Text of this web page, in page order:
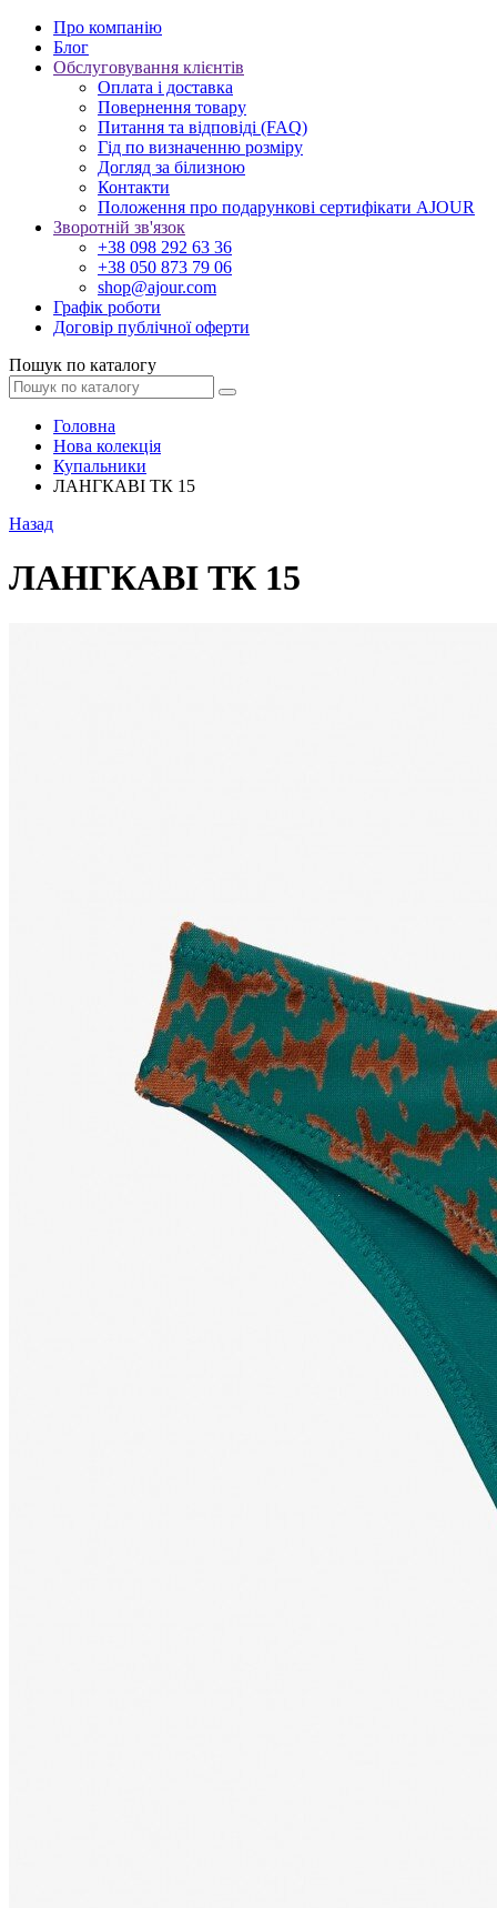
Про компанію
Блог
Обслуговування клієнтів
Оплата і доставка
Повернення товару
Питання та відповіді (FAQ)
Гід по визначенню розміру
Догляд за білизною
Контакти
Положення про подарункові сертифікати AJOUR
Зворотній зв'язок
+38 098 292 63 36
+38 050 873 79 06
shop@ajour.com
Графік роботи
Договір публічної оферти
Пошук по каталогу
Головна
Нова колекція
Купальники
ЛАНГКАВІ ТК 15
Назад
ЛАНГКАВІ ТК 15